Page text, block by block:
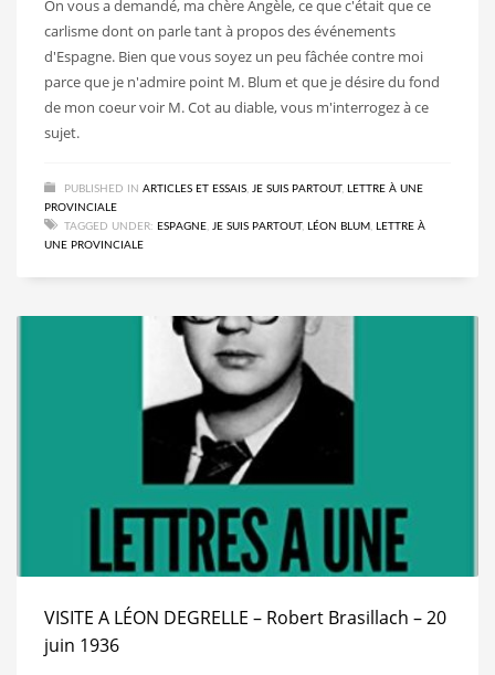
On vous a demandé, ma chère Angèle, ce que c'était que ce
car­lisme dont on parle tant à propos des événements
d'Espagne. Bien que vous soyez un peu fâchée contre moi
parce que je n'admire point M. Blum et que je désire du fond
de mon coeur voir M. Cot au diable, vous m'interrogez à ce
sujet.
PUBLISHED IN ARTICLES ET ESSAIS JE SUIS PARTOUT,
LETTRE À UNE
PROVINCIALE
TAGGED UNDER: ESPAGNE JE SUIS PARTOUT, LÉON BLUM
LETTRE À
UNE PROVINCIALE
VISITE A LÉON DEGRELLE – Robert Brasillach – 20
juin 1936